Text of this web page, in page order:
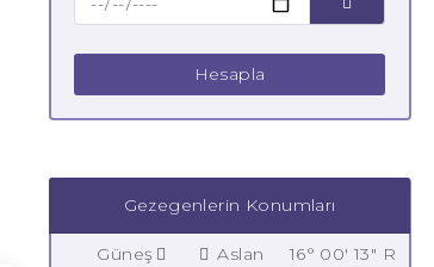
Hesapla
Gezegenlerin Konumları
Güneş Aslan
16° 00' 13" R